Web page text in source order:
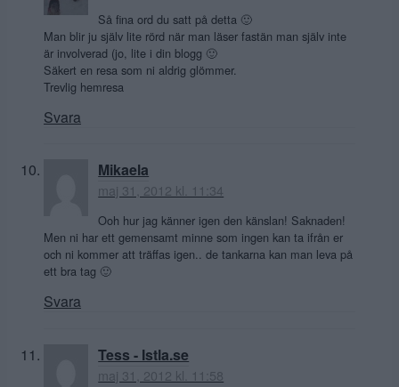
Så fina ord du satt på detta 🙂
Man blir ju själv lite rörd när man läser fastän man själv inte
är involverad (jo, lite i din blogg 🙂
Säkert en resa som ni aldrig glömmer.
Trevlig hemresa
Svara
Mikaela
maj 31, 2012 kl. 11:34
Ooh hur jag känner igen den känslan! Saknaden!
Men ni har ett gemensamt minne som ingen kan ta ifrån er
och ni kommer att träffas igen.. de tankarna kan man leva på
ett bra tag 🙂
Svara
Tess - Istla.se
maj 31, 2012 kl. 11:58